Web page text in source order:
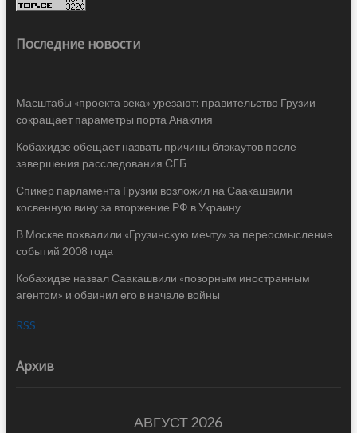
Последние новости
Масштабы «проекта века» урезают: правительство Грузии
сокращает параметры порта Анаклия
Кобахидзе обещает назвать причины блэкаутов после
завершения расследования СГБ
Спикер парламента Грузии возложил на Саакашвили
косвенную вину за вторжение РФ в Украину
В Москве похвалили «Грузинскую мечту» за переосмысление
событий 2008 года
Кобахидзе назвал Саакашвили «позорным иностранным
агентом» и обвинил его в начале войны
RSS
Архив
АВГУСТ 2026